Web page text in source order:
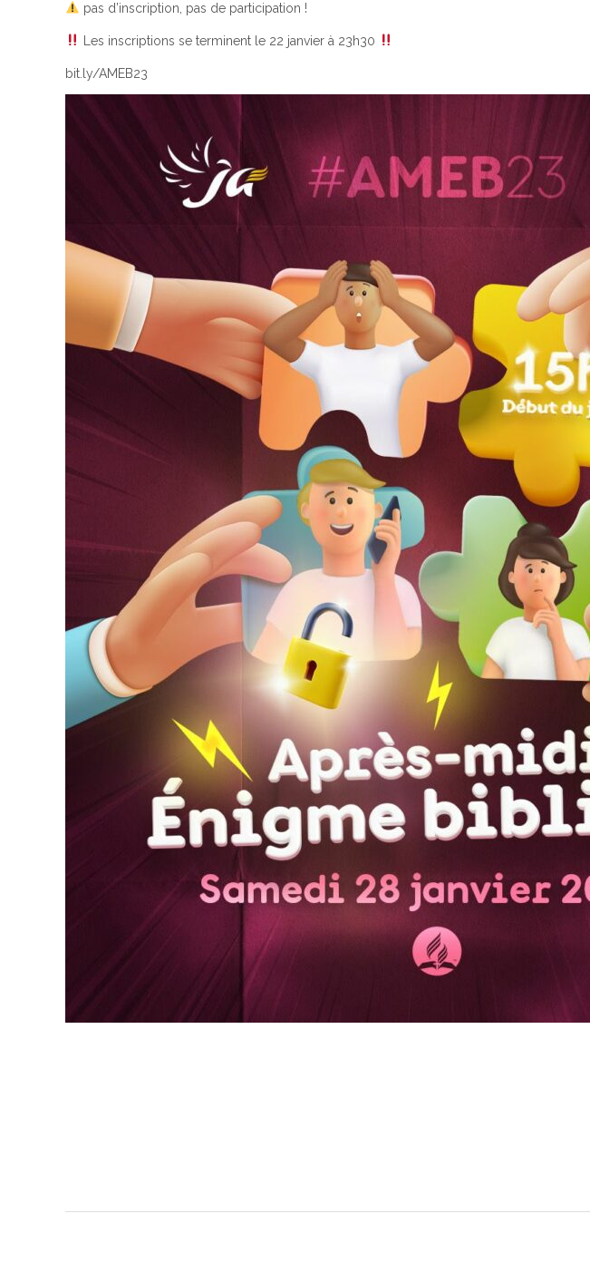
pas d’inscription, pas de participation !
Les inscriptions se terminent le 22 janvier à 23h30
bit.ly/AMEB23